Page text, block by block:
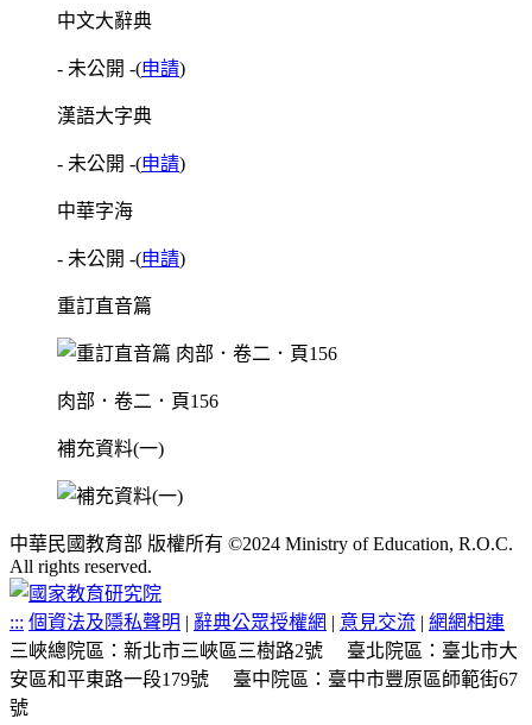
中文大辭典
- 未公開 -(申請)
漢語大字典
- 未公開 -(申請)
中華字海
- 未公開 -(申請)
重訂直音篇
肉部．卷二．頁156
補充資料(一)
中華民國教育部 版權所有 ©2024 Ministry of Education, R.O.C.
All rights reserved.
::: 個資法及隱私聲明 | 辭典公眾授權網 | 意見交流 | 網網相連
三峽總院區：新北市三峽區三樹路2號
臺北院區：臺北市大
安區和平東路一段179號
臺中院區：臺中市豐原區師範街67
號